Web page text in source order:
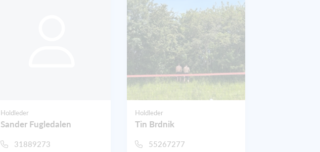
Holdleder
Sander Fugledalen
31889273
Holdleder
Tin Brdnik
55267277